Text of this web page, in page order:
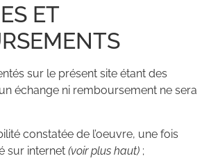
ET
sur le présent site étant des
échange ni remboursement ne sera
constatée de l’oeuvre, une fois
sur internet (voir plus haut) ;